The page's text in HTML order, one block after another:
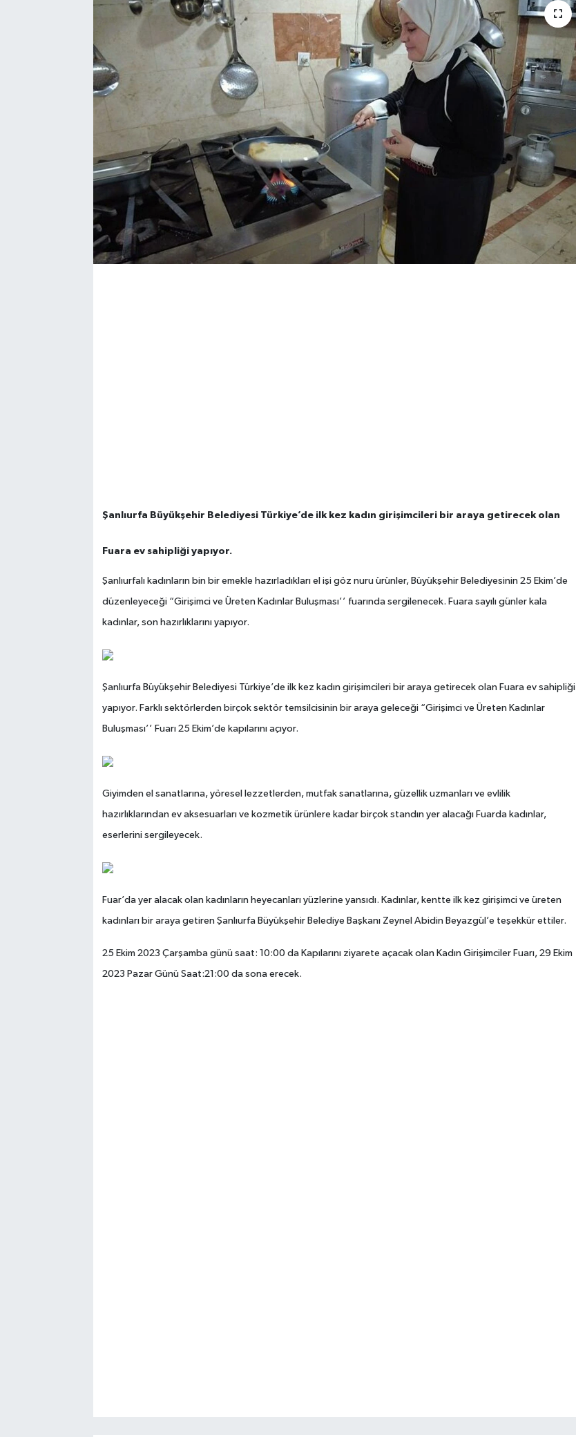
Şanlıurfa Büyükşehir Belediyesi Türkiye’de ilk kez kadın girişimcileri bir araya getirecek olan
Fuara ev sahipliği yapıyor.
Şanlıurfalı kadınların bin bir emekle hazırladıkları el işi göz nuru ürünler, Büyükşehir Belediyesinin 25 Ekim’de
düzenleyeceği “Girişimci ve Üreten Kadınlar Buluşması’’ fuarında sergilenecek. Fuara sayılı günler kala
kadınlar, son hazırlıklarını yapıyor.
Şanlıurfa Büyükşehir Belediyesi Türkiye’de ilk kez kadın girişimcileri bir araya getirecek olan Fuara ev sahipliği
yapıyor. Farklı sektörlerden birçok sektör temsilcisinin bir araya geleceği “Girişimci ve Üreten Kadınlar
Buluşması’’ Fuarı 25 Ekim’de kapılarını açıyor.
Giyimden el sanatlarına, yöresel lezzetlerden, mutfak sanatlarına, güzellik uzmanları ve evlilik
hazırlıklarından ev aksesuarları ve kozmetik ürünlere kadar birçok standın yer alacağı Fuarda kadınlar,
eserlerini sergileyecek.
Fuar’da yer alacak olan kadınların heyecanları yüzlerine yansıdı. Kadınlar, kentte ilk kez girişimci ve üreten
kadınları bir araya getiren Şanlıurfa Büyükşehir Belediye Başkanı Zeynel Abidin Beyazgül’e teşekkür ettiler.
25 Ekim 2023 Çarşamba günü saat: 10:00 da Kapılarını ziyarete açacak olan Kadın Girişimciler Fuarı, 29 Ekim
2023 Pazar Günü Saat:21:00 da sona erecek.